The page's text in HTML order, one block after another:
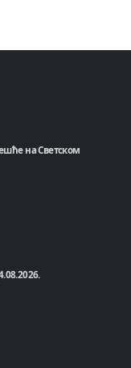
на Светском